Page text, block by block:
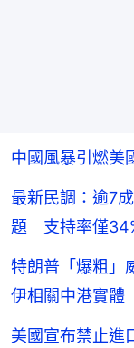
中國風暴引燃
最新民調：逾7
題 支持率僅
特朗普「爆粗
伊相關中港實體
美國宣布禁止